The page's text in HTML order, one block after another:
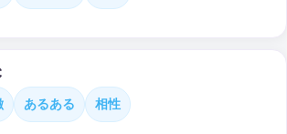
あるある 相性